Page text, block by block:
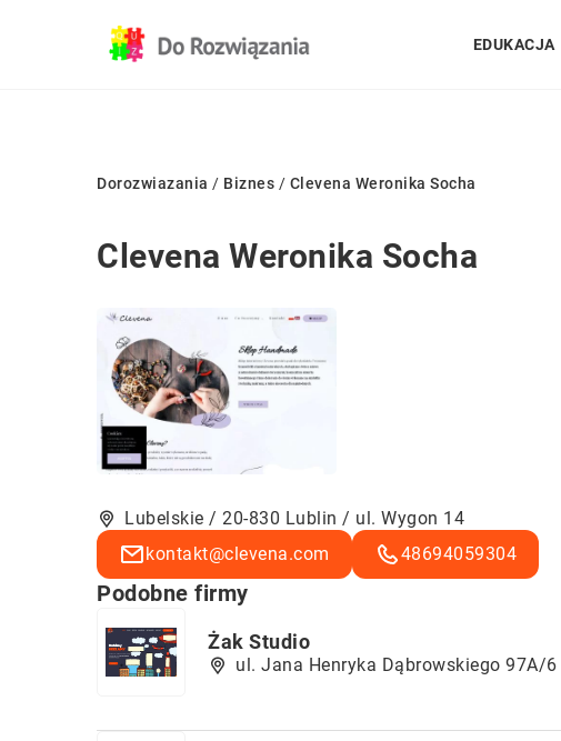
EDUKACJA
Dorozwiazania / Biznes / Clevena Weronika Socha
Clevena Weronika Socha
Lubelskie / 20-830 Lublin / ul. Wygon 14
kontakt@clevena.com
48694059304
Podobne firmy
Żak Studio
ul. Jana Henryka Dąbrowskiego 97A/